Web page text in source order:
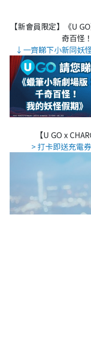
【新會員限定】《U
奇百怪
↓一齊睇下小新同妖
【U GO x
> 打卡即送充電